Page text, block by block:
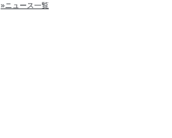
»ニュース一覧